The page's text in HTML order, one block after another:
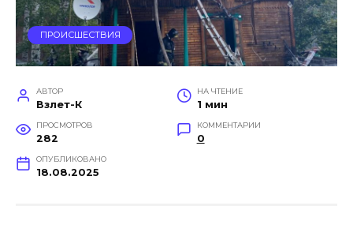
ПРОИСШЕСТВИЯ
АВТОР
Взлет-К
НА ЧТЕНИЕ
1 мин
ПРОСМОТРОВ
282
КОММЕНТАРИИ
0
ОПУБЛИКОВАНО
18.08.2025